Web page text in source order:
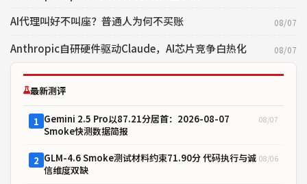
AI代理叫好不叫座？普通人为何不买账 08/07
Anthropic自研硬件驱动Claude，AI芯片竞争白热化 08/07
最新测评
1 Gemini 2.5 Pro以87.21分居首：2026-08-07
Smoke快测数据简报
08/07
2 GLM-4.6 Smoke测试材料约束71.90分 代码执行与诚
信维度双缺
08/06